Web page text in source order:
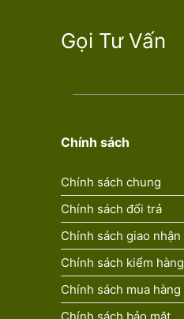
Gọi Tư Vấn
Chính sách
Chính sách chung
Chính sách đổi trả
Chính sách giao nhận
Chính sách kiểm hàng
Chính sách mua hàng